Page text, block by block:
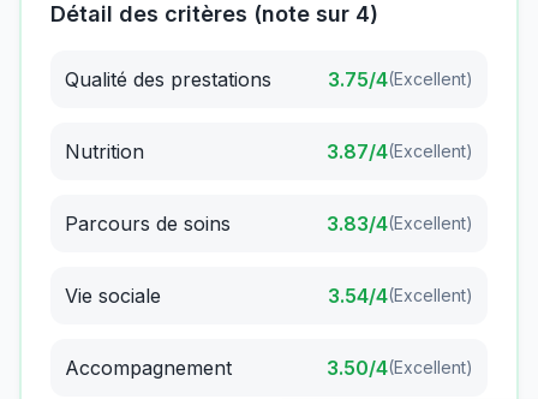
Détail des critères (note sur 4)
Qualité des prestations 3.75/4(Excellent)
Nutrition 3.87/4(Excellent)
Parcours de soins 3.83/4(Excellent)
Vie sociale 3.54/4(Excellent)
Accompagnement 3.50/4(Excellent)